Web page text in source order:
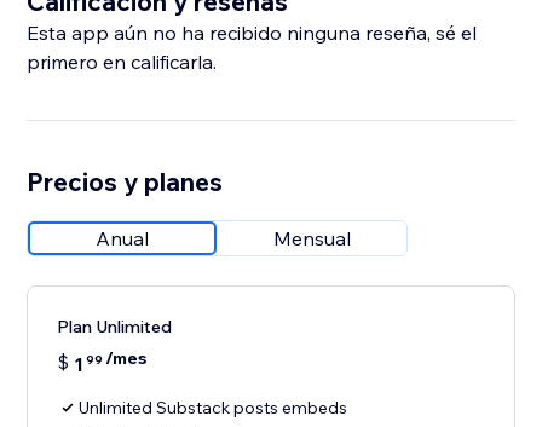
Esta app aún no ha recibido ninguna reseña, sé el
primero en calificarla.
Precios y planes
Anual Mensual
Plan Unlimited
$ 1 99 /mes
Unlimited Substack posts embeds